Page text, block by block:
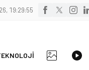
19:29:55